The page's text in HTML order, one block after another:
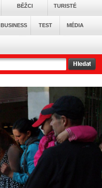
BĚŽCI TURISTÉ
BUSINESS TEST MÉDIA